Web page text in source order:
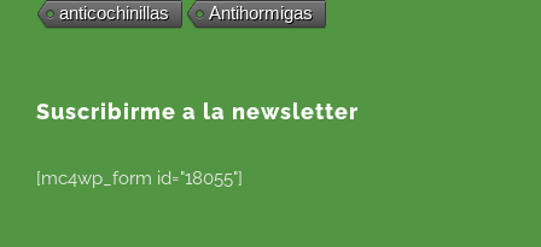
anticochinillas
Antihormigas
Suscribirme a la newsletter
[mc4wp_form id="18055"]